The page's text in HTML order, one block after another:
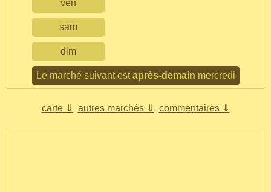
ven
sam
dim
Le marché suivant estaprès-demain mercredi
carte ⇓ autres marchés ⇓ commentaires ⇓